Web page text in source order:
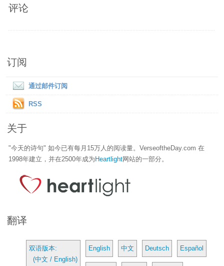
评论
订阅
通过邮件订阅
RSS
关于
"今天的诗句" 如今已有每月15万人的阅读量。VerseoftheDay.com 在
1998年建立，并在2500年成为 Heartlight网站的一部分。
翻译
双语版本:
(中文 / English)
English 中文 Deutsch Español